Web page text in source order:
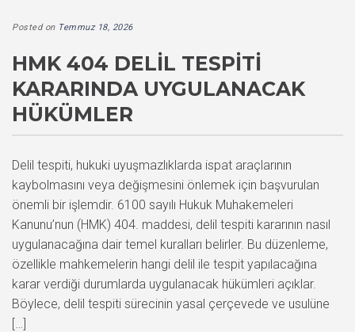
Posted on Temmuz 18, 2026
HMK 404 DELIL TESPITI
KARARINDA UYGULANACAK
HÜKÜMLER
Delil tespiti, hukuki uyuşmazlıklarda ispat araçlarının
kaybolmasını veya değişmesini önlemek için başvurulan
önemli bir işlemdir. 6100 sayılı Hukuk Muhakemeleri
Kanunu’nun (HMK) 404. maddesi, delil tespiti kararının nasıl
uygulanacağına dair temel kuralları belirler. Bu düzenleme,
özellikle mahkemelerin hangi delil ile tespit yapılacağına
karar verdiği durumlarda uygulanacak hükümleri açıklar.
Böylece, delil tespiti sürecinin yasal çerçevede ve usulüne
[…]